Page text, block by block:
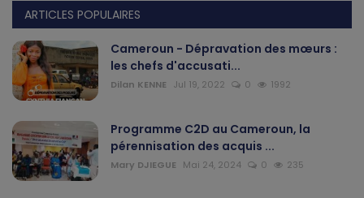
Échos des collectivités
Chroniques
Nécrologie
Éditorial
Langue
ARTICLES POPULAIRES
Cameroun - Dépravation des mœurs :
les chefs d'accusati...
Dilan KENNE Jul 19, 2022 0 1992
Programme C2D au Cameroun, la
pérennisation des acquis ...
Mary DJIEGUE Mai 24, 2024 0 235